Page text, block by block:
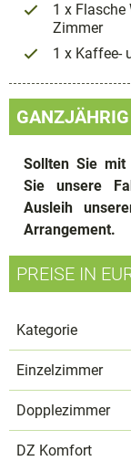
1 x Flasche
Zimmer
1 x Kaffee-
Sollten Sie mit
Sie unsere
Ausleih
Arrangement.
PREISE IN
Kategorie
Einzelzimmer
Dopplezimmer
DZ Komfort